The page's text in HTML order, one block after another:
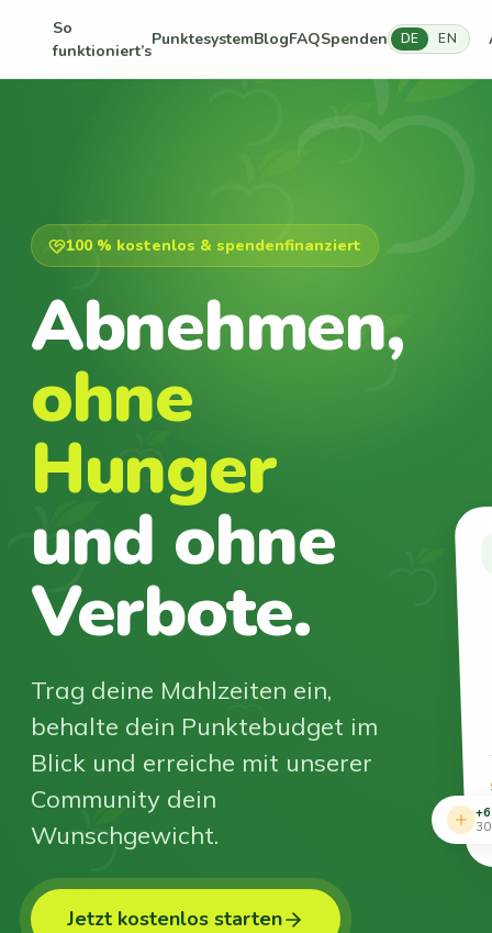
So
funktioniert’s
PunktesystemBlogFAQSpenden DE EN
100 % kostenlos & spendenfinanziert
Abnehmen,
ohne
Hunger
und ohne
Verbote.
Trag deine Mahlzeiten ein,
behalte dein Punktebudget im
Blick und erreiche mit unserer
Community dein
Wunschgewicht.
Jetzt kostenlos starten